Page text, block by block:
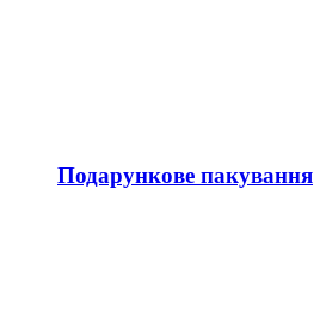
Подарункове пакування